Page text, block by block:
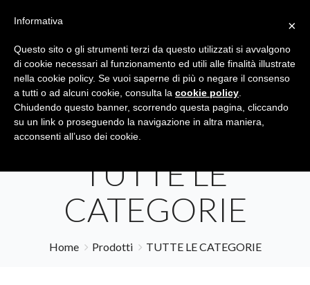
Tutte le categorie Cerca
TUTTE LE
CATEGORIE
Home Prodotti TUTTE LE CATEGORIE
×
Informativa
Questo sito o gli strumenti terzi da questo utilizzati si avvalgono
di cookie necessari al funzionamento ed utili alle finalità illustrate
nella cookie policy. Se vuoi saperne di più o negare il consenso
a tutti o ad alcuni cookie, consulta la cookie policy
Chiudendo questo banner, scorrendo questa pagina, cliccando
su un link o proseguendo la navigazione in altra maniera,
acconsenti all’uso dei cookie.